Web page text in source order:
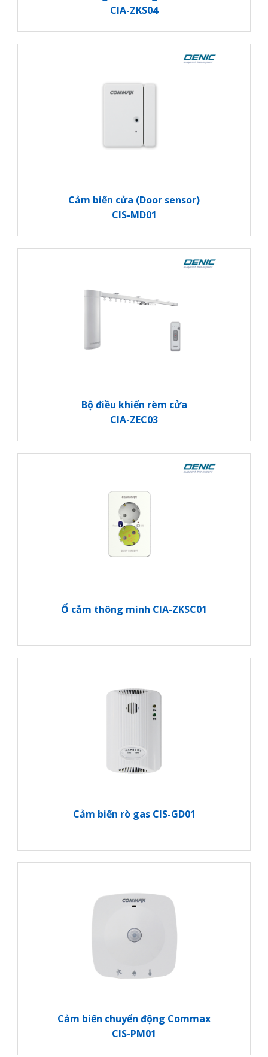
CIA-ZKS04
Cảm biến cửa (Door sensor)
CIS-MD01
Bộ điều khiển rèm cửa
CIA-ZEC03
Ổ cắm thông minh CIA-ZKSC01
Cảm biến rò gas CIS-GD01
Cảm biến chuyển động Commax
CIS-PM01